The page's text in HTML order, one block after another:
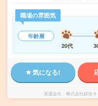
職場の雰囲気
年齢層
20代
気になる!
派遣会社 株式会社綜合